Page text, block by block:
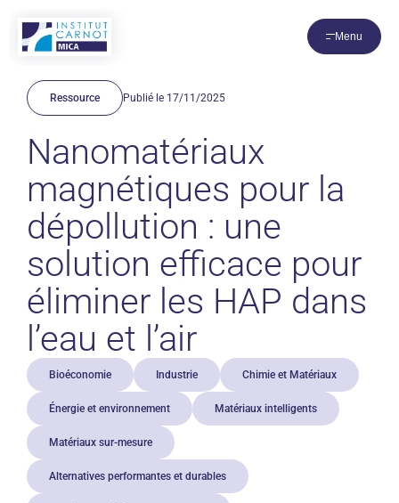
Menu
Ressource Publié le 17/11/2025
Nanomatériaux
magnétiques pour la
dépollution : une
solution efficace pour
éliminer les HAP dans
l’eau et l’air
Bioéconomie Industrie Chimie et Matériaux
Énergie et environnement Matériaux intelligents
Matériaux sur-mesure
Alternatives performantes et durables